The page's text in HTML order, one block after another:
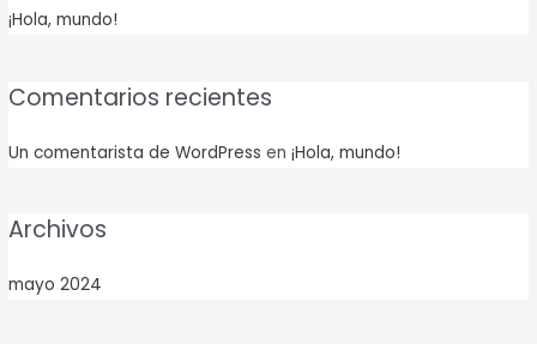
¡Hola, mundo!
Comentarios recientes
Un comentarista de WordPress en¡Hola, mundo!
Archivos
mayo 2024